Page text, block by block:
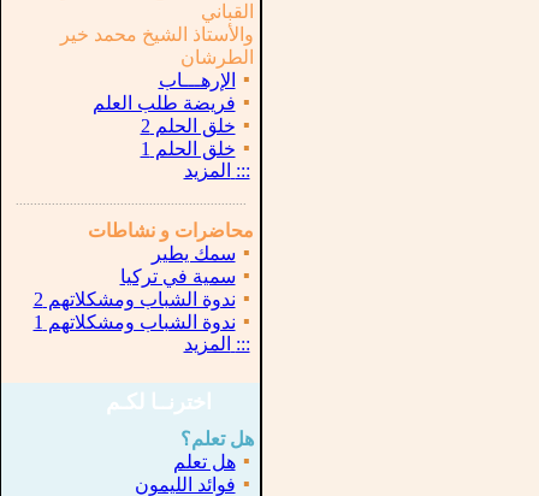
القباني
والأستاذ الشيخ محمد خير
الطرشان
▪
الإرهـــاب
▪ فريضة طلب العلم
▪ خلق الحلم 2
▪ خلق الحلم 1
::: المزيد
محاضرات و نشاطات
▪ سمك يطير
▪ سمية في تركيا
▪ ندوة الشباب ومشكلاتهم 2
▪ ندوة الشباب ومشكلاتهم 1
::: المزيد
اخترنــا لكـم
هل تعلم؟
▪ هل تعلم
▪ فوائد الليمون